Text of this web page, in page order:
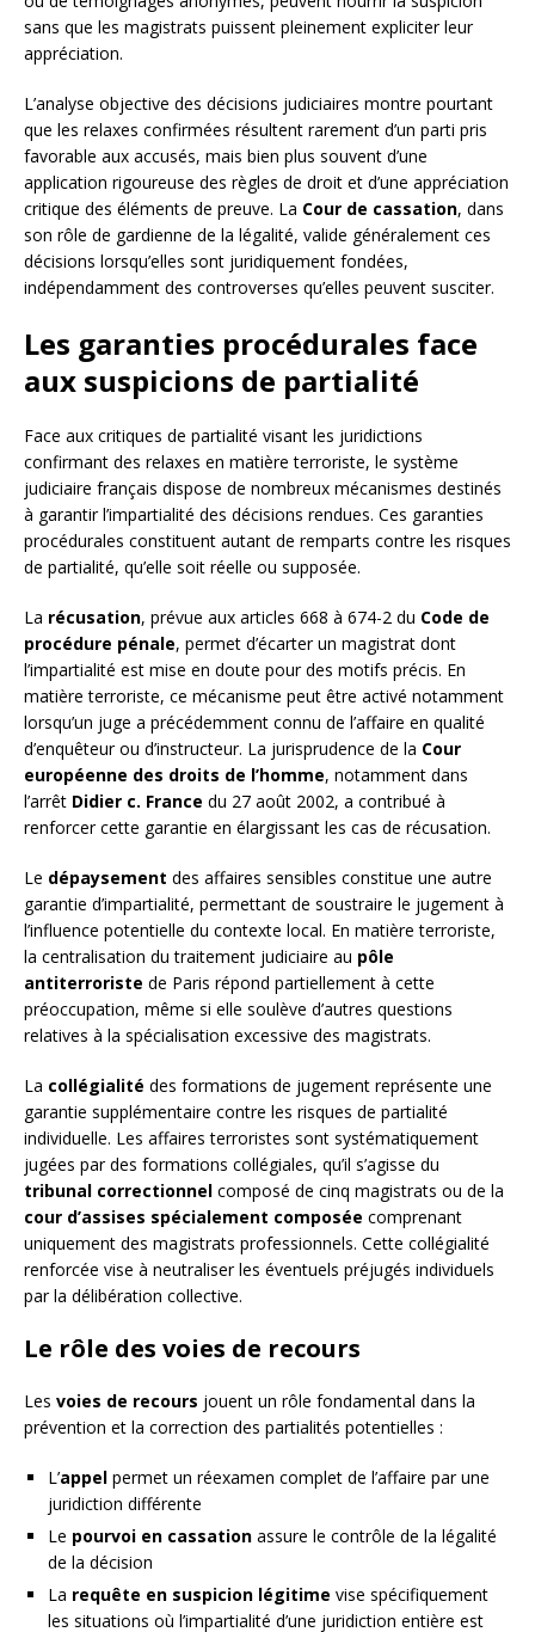
sans que les magistrats puissent pleinement expliciter leur
appréciation.
L’analyse objective des décisions judiciaires montre pourtant
que les relaxes confirmées résultent rarement d’un parti pris
favorable aux accusés, mais bien plus souvent d’une
application rigoureuse des règles de droit et d’une appréciation
critique des éléments de preuve. La Cour de cassation, dans
son rôle de gardienne de la légalité, valide généralement ces
décisions lorsqu’elles sont juridiquement fondées,
indépendamment des controverses qu’elles peuvent susciter.
Les garanties procédurales face
aux suspicions de partialité
Face aux critiques de partialité visant les juridictions
confirmant des relaxes en matière terroriste, le système
judiciaire français dispose de nombreux mécanismes destinés
à garantir l’impartialité des décisions rendues. Ces garanties
procédurales constituent autant de remparts contre les risques
de partialité, qu’elle soit réelle ou supposée.
La récusation, prévue aux articles 668 à 674-2 du Code de
procédure pénale, permet d’écarter un magistrat dont
l’impartialité est mise en doute pour des motifs précis. En
matière terroriste, ce mécanisme peut être activé notamment
lorsqu’un juge a précédemment connu de l’affaire en qualité
d’enquêteur ou d’instructeur. La jurisprudence de la Cour
européenne des droits de l’homme, notamment dans
l’arrêt Didier c. France du 27 août 2002, a contribué à
renforcer cette garantie en élargissant les cas de récusation.
Le dépaysement des affaires sensibles constitue une autre
garantie d’impartialité, permettant de soustraire le jugement à
l’influence potentielle du contexte local. En matière terroriste,
la centralisation du traitement judiciaire au pôle
antiterroriste de Paris répond partiellement à cette
préoccupation, même si elle soulève d’autres questions
relatives à la spécialisation excessive des magistrats.
La collégialité des formations de jugement représente une
garantie supplémentaire contre les risques de partialité
individuelle. Les affaires terroristes sont systématiquement
jugées par des formations collégiales, qu’il s’agisse du
tribunal correctionnel composé de cinq magistrats ou de la
cour d’assises spécialement composée comprenant
uniquement des magistrats professionnels. Cette collégialité
renforcée vise à neutraliser les éventuels préjugés individuels
par la délibération collective.
Le rôle des voies de recours
Les voies de recours jouent un rôle fondamental dans la
prévention et la correction des partialités potentielles :
L’appel permet un réexamen complet de l’affaire par une
juridiction différente
Le pourvoi en cassation assure le contrôle de la légalité
de la décision
La requête en suspicion légitime vise spécifiquement
les situations où l’impartialité d’une juridiction entière est